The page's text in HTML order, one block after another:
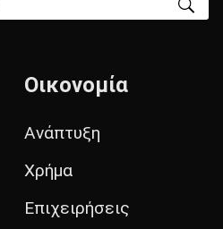
Οικονομία
Ανάπτυξη
Χρήμα
Επιχειρήσεις